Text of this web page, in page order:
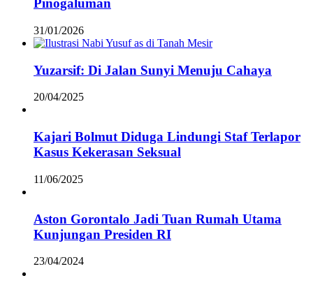
Pinogaluman
31/01/2026
Yuzarsif: Di Jalan Sunyi Menuju Cahaya
20/04/2025
Kajari Bolmut Diduga Lindungi Staf Terlapor
Kasus Kekerasan Seksual
11/06/2025
Aston Gorontalo Jadi Tuan Rumah Utama
Kunjungan Presiden RI
23/04/2024